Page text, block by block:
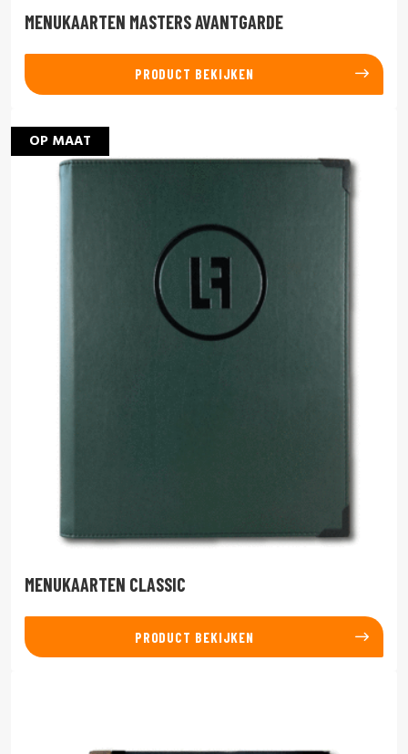
MENUKAARTEN MASTERS AVANTGARDE
PRODUCT BEKIJKEN
OP MAAT
MENUKAARTEN CLASSIC
PRODUCT BEKIJKEN